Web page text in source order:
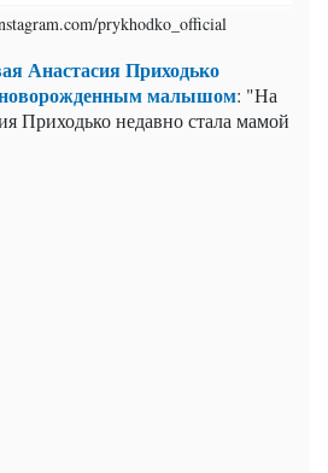
prykhodko_official
Анастасия Приходько
малышом: "На
Приходько недавно стала мамой